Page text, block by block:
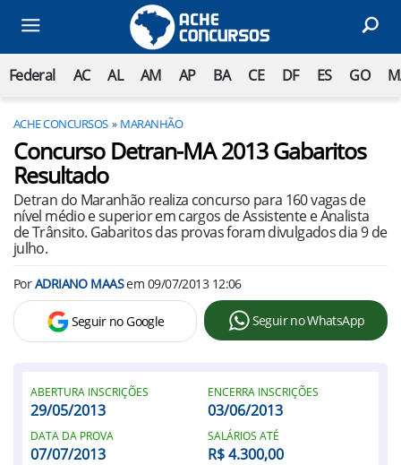
Federal AC AL AM AP BA CE DF ES GO
ACHE CONCURSOS MARANHÃO
Concurso Detran-MA 2013 Gabaritos
Resultado
Detran do Maranhão realiza concurso para 160 vagas de
nível médio e superior em cargos de Assistente e Analista
de Trânsito. Gabaritos das provas foram divulgados dia 9 de
julho.
PorADRIANO MAASem 09/07/2013 12:06
Seguir no Google Seguir no WhatsApp
ABERTURA INSCRIÇÕES
29/05/2013
ENCERRA INSCRIÇÕES
03/06/2013
DATA DA PROVA
07/07/2013
SALÁRIOS ATÉ
R$ 4.300,00